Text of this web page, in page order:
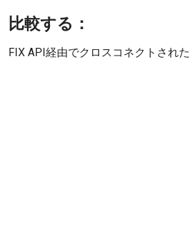
比較する：
FIX API経由でクロスコネクトされ